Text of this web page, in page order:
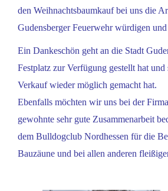
den Weihnachtsbaumkauf bei uns die
Gudensberger Feuerwehr würdigen und
Ein Dankeschön geht an die Stadt
Festplatz zur Verfügung gestellt hat
Verkauf wieder möglich gemacht hat.
Ebenfalls möchten wir uns bei der
gewohnte sehr gute Zusammenarbeit
dem Bulldogclub Nordhessen für die
Bauzäune und bei allen anderen